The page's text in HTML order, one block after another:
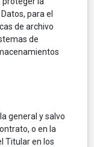
para el
de archivo
de
general y salvo
o en la
Titular en los